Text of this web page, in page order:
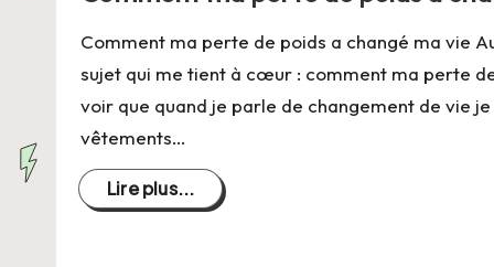
C
h
a
n
g
Comment ma perte de poids a changé ma vie
sujet qui me tient à cœur : comment ma perte
voir que quand je parle de changement de vie
vêtements…
Lire plus...